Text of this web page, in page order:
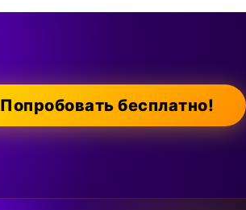
Попробовать бесплатно!